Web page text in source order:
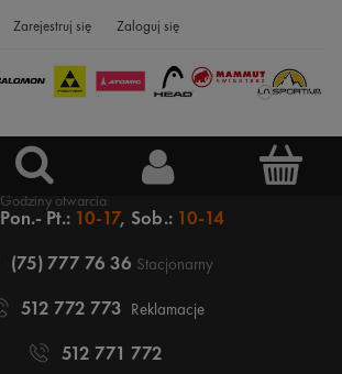
Zarejestruj się Zaloguj się
Pon.- Pt.: 10-17, Sob.: 10-14
(75) 777 76 36 Stacjonarny
512 772 773 Reklamacje
512 771 772